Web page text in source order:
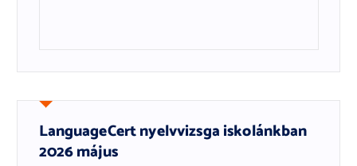
LanguageCert nyelvvizsga iskolánkban
2026 május